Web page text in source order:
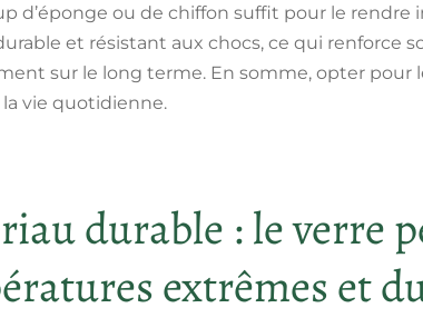
d’éponge ou de chiffon suffit pour le rendre
et résistant aux chocs, ce qui renforce
sur le long terme. En somme, opter pour
vie quotidienne.
durable : le verre
extrêmes et